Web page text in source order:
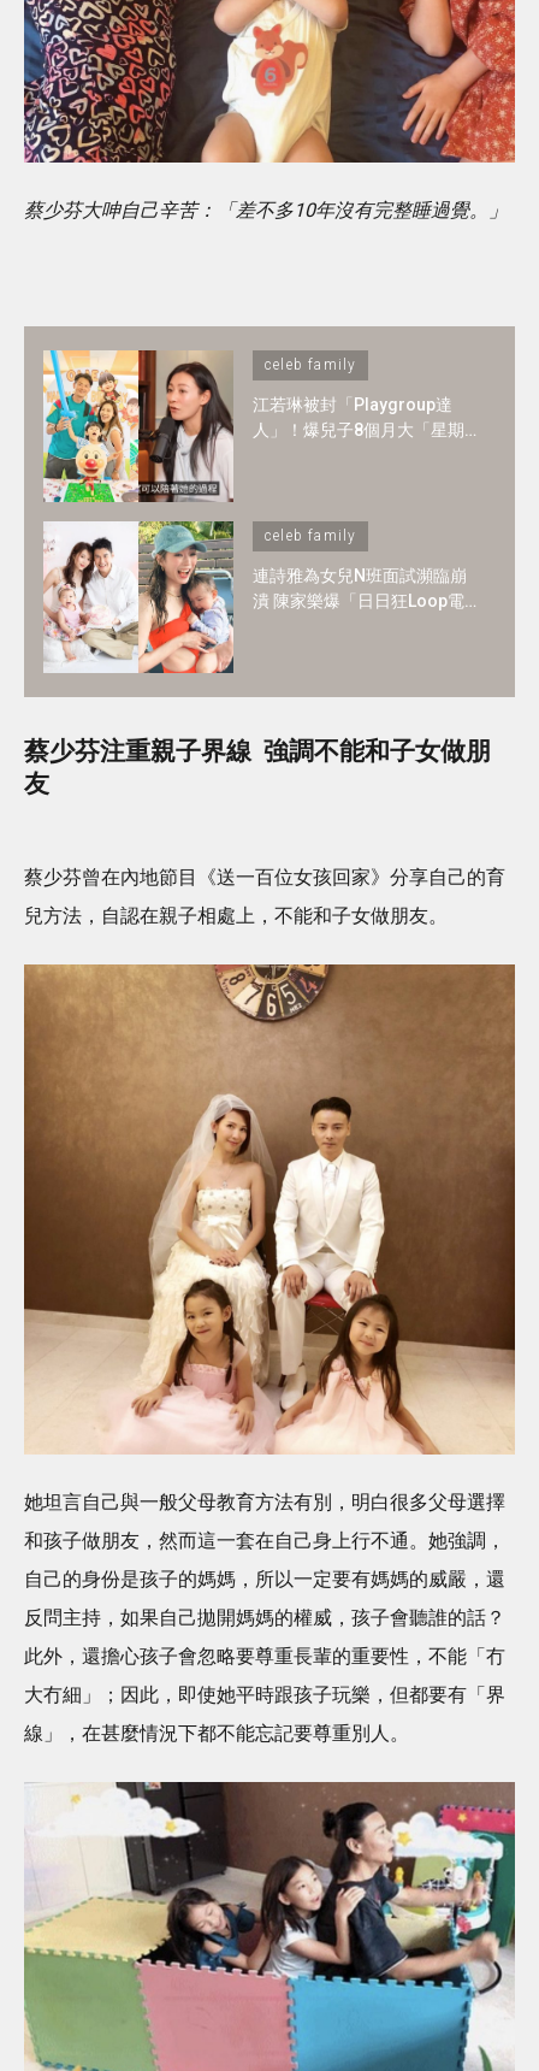
蔡少芬大呻自己辛苦：「差不多10年沒有完整睡過覺。」
celeb family
江若琳被封「Playgroup達
人」！爆兒子8個月大「星期
celeb family
連詩雅為女兒N班面試瀕臨崩
潰 陳家樂爆「日日狂Loop電
蔡少芬注重親子界線 強調不能和子女做朋
友
蔡少芬曾在內地節目《送一百位女孩回家》分享自己的育
兒方法，自認在親子相處上，不能和子女做朋友。
她坦言自己與一般父母教育方法有別，明白很多父母選擇
和孩子做朋友，然而這一套在自己身上行不通。她強調，
自己的身份是孩子的媽媽，所以一定要有媽媽的威嚴，還
反問主持，如果自己拋開媽媽的權威，孩子會聽誰的話？
此外，還擔心孩子會忽略要尊重長輩的重要性，不能「冇
大冇細」；因此，即使她平時跟孩子玩樂，但都要有「界
線」，在甚麼情況下都不能忘記要尊重別人。